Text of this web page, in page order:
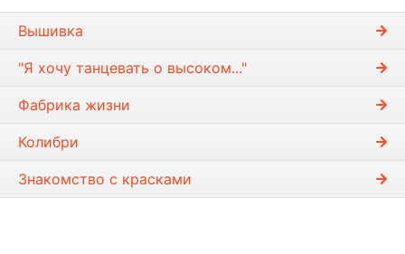
Вышивка
"Я хочу танцевать о высоком..."
Фабрика жизни
Колибри
Знакомство с красками